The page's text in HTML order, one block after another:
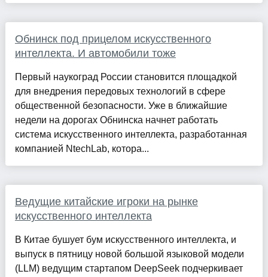
Обнинск под прицелом искусственного
интеллекта. И автомобили тоже
Первый наукоград России становится площадкой
для внедрения передовых технологий в сфере
общественной безопасности. Уже в ближайшие
недели на дорогах Обнинска начнет работать
система искусственного интеллекта, разработанная
компанией NtechLab, котора...
Ведущие китайские игроки на рынке
искусственного интеллекта
В Китае бушует бум искусственного интеллекта, и
выпуск в пятницу новой большой языковой модели
(LLM) ведущим стартапом DeepSeek подчеркивает